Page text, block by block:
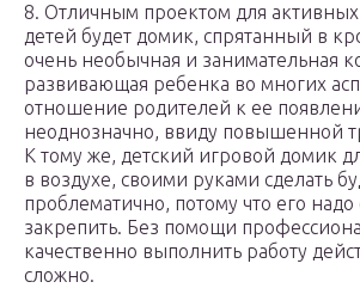
8. Отличным проектом для
детей будет домик, спрятанный в
очень необычная и занимательная
развивающая ребенка во многих
отношение родителей к ее
неоднозначно, ввиду повышенной
К тому же, детский игровой домик
в воздухе, своими руками сделать
проблематично, потому что его
закрепить. Без помощи
качественно выполнить работу
сложно.